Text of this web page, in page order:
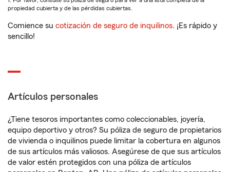
propiedad cubierta y de las pérdidas cubiertas.
Comience su cotización de seguro de inquilinos. ¡Es rápido y
sencillo!
Artículos personales
¿Tiene tesoros importantes como coleccionables, joyería,
equipo deportivo y otros? Su póliza de seguro de propietarios
de vivienda o inquilinos puede limitar la cobertura en algunos
de sus artículos más valiosos. Asegúrese de que sus artículos
de valor estén protegidos con una póliza de artículos